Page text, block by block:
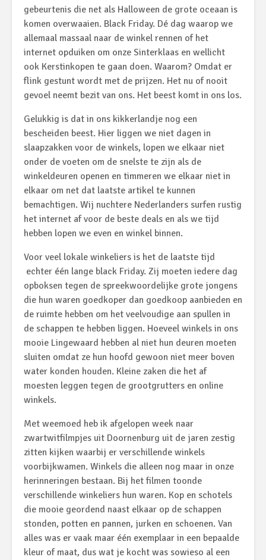
gebeurtenis die net als Halloween de grote oceaan is
komen overwaaien. Black Friday. Dé dag waarop we
allemaal massaal naar de winkel rennen of het
internet opduiken om onze Sinterklaas en wellicht
ook Kerstinkopen te gaan doen. Waarom? Omdat er
flink gestunt wordt met de prijzen. Het nu of nooit
gevoel neemt bezit van ons. Het beest komt in ons los.
Gelukkig is dat in ons kikkerlandje nog een
bescheiden beest. Hier liggen we niet dagen in
slaapzakken voor de winkels, lopen we elkaar niet
onder de voeten om de snelste te zijn als de
winkeldeuren openen en timmeren we elkaar niet in
elkaar om net dat laatste artikel te kunnen
bemachtigen. Wij nuchtere Nederlanders surfen rustig
het internet af voor de beste deals en als we tijd
hebben lopen we even en winkel binnen.
Voor veel lokale winkeliers is het de laatste tijd
echter één lange black Friday. Zij moeten iedere dag
opboksen tegen de spreekwoordelijke grote jongens
die hun waren goedkoper dan goedkoop aanbieden en
de ruimte hebben om het veelvoudige aan spullen in
de schappen te hebben liggen. Hoeveel winkels in ons
mooie Lingewaard hebben al niet hun deuren moeten
sluiten omdat ze hun hoofd gewoon niet meer boven
water konden houden. Kleine zaken die het af
moesten leggen tegen de grootgrutters en online
winkels.
Met weemoed heb ik afgelopen week naar
zwartwitfilmpjes uit Doornenburg uit de jaren zestig
zitten kijken waarbij er verschillende winkels
voorbijkwamen. Winkels die alleen nog maar in onze
herinneringen bestaan. Bij het filmen toonde
verschillende winkeliers hun waren. Kop en schotels
die mooie geordend naast elkaar op de schappen
stonden, potten en pannen, jurken en schoenen. Van
alles was er vaak maar één exemplaar in een bepaalde
kleur of maat, dus wat je kocht was sowieso al een